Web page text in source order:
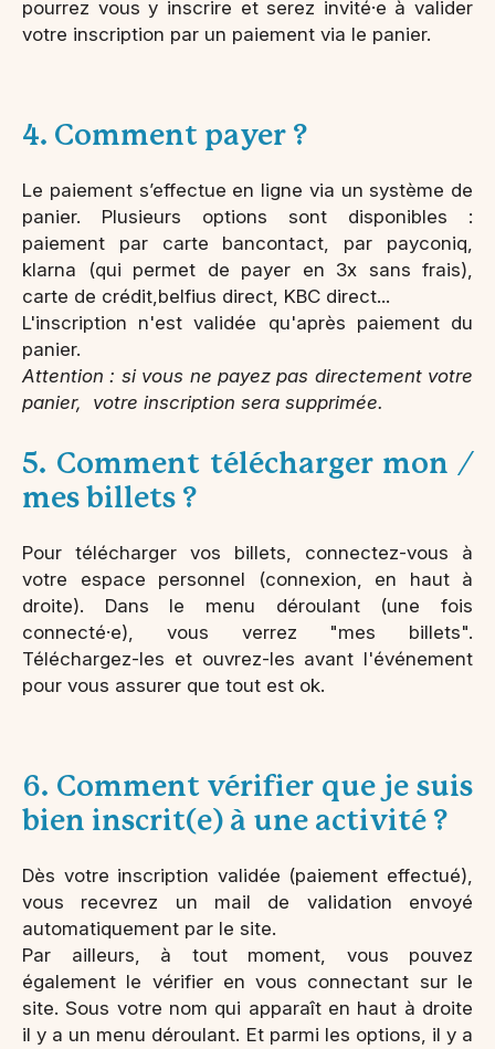
pourrez vous y inscrire et serez invité·e à valider
votre inscription par un paiement via le panier.
4. Comment payer ?
Le paiement s’effectue en ligne via un système de
panier. Plusieurs options sont disponibles :
paiement par carte bancontact, par payconiq,
klarna (qui permet de payer en 3x sans frais),
carte de crédit,belfius direct, KBC direct...
L'inscription n'est validée qu'après paiement du
panier.
Attention : si vous ne payez pas directement votre
panier, votre inscription sera supprimée.
5. Comment télécharger mon /
mes billets ?
Pour télécharger vos billets, connectez-vous à
votre espace personnel (connexion, en haut à
droite). Dans le menu déroulant (une fois
connecté·e), vous verrez "mes billets".
Téléchargez-les et ouvrez-les avant l'événement
pour vous assurer que tout est ok.
6. Comment vérifier que je suis
bien inscrit(e) à une activité ?
Dès votre inscription validée (paiement effectué),
vous recevrez un mail de validation envoyé
automatiquement par le site.
Par ailleurs, à tout moment, vous pouvez
également le vérifier en vous connectant sur le
site. Sous votre nom qui apparaît en haut à droite
il y a un menu déroulant. Et parmi les options, il y a